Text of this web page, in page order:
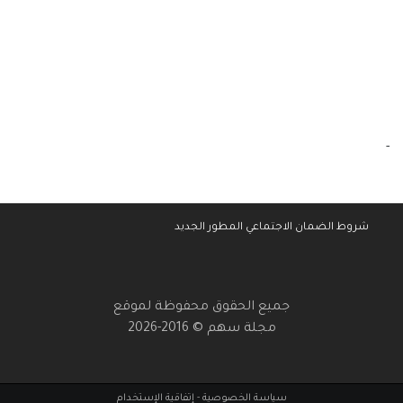
-
شروط الضمان الاجتماعي المطور الجديد
جميع الحقوق محفوظة لموقع
مجلة سهم © 2016-2026
سياسة الخصوصية - إتفاقية الإستخدام